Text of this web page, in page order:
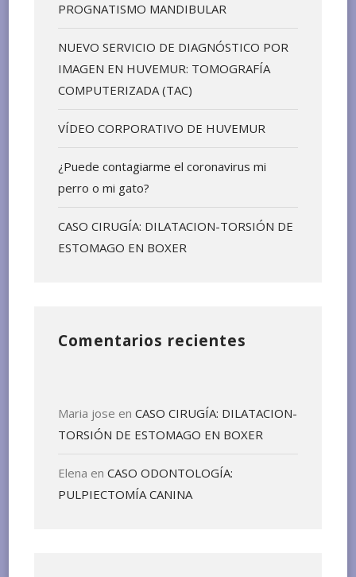
PROGNATISMO MANDIBULAR
NUEVO SERVICIO DE DIAGNÓSTICO POR
IMAGEN EN HUVEMUR: TOMOGRAFÍA
COMPUTERIZADA (TAC)
VÍDEO CORPORATIVO DE HUVEMUR
¿Puede contagiarme el coronavirus mi
perro o mi gato?
CASO CIRUGÍA: DILATACION-TORSIÓN DE
ESTOMAGO EN BOXER
Comentarios recientes
Maria jose enCASO CIRUGÍA: DILATACION-
TORSIÓN DE ESTOMAGO EN BOXER
Elena enCASO ODONTOLOGÍA:
PULPIECTOMÍA CANINA